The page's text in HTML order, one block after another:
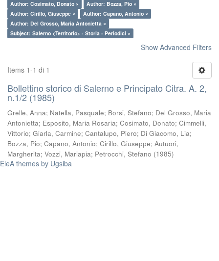
Author: Cosimato, Donato ×
Author: Bozza, Pio ×
Author: Cirillo, Giuseppe ×
Author: Capano, Antonio ×
Author: Del Grosso, Maria Antonietta ×
Subject: Salerno <Territorio> - Storia - Periodici ×
Show Advanced Filters
Items 1-1 di 1
Bollettino storico di Salerno e Principato Citra. A. 2,
n.1/2 (1985)
Grelle, Anna; Natella, Pasquale; Borsi, Stefano; Del Grosso, Maria
Antonietta; Esposito, Maria Rosaria; Cosimato, Donato; Cimmelli,
Vittorio; Giarla, Carmine; Cantalupo, Piero; Di Giacomo, Lia;
Bozza, Pio; Capano, Antonio; Cirillo, Giuseppe; Autuori,
Margherita; Vozzi, Mariapia; Petrocchi, Stefano (1985)
EleA themes by Ugsiba